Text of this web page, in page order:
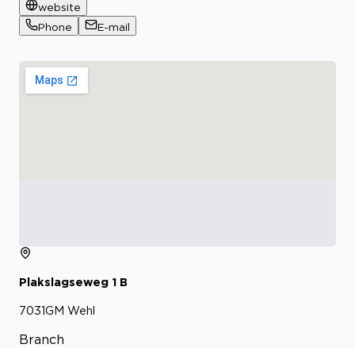
website
Phone
E-mail
Plakslagseweg 1 B
7031GM Wehl
Branch